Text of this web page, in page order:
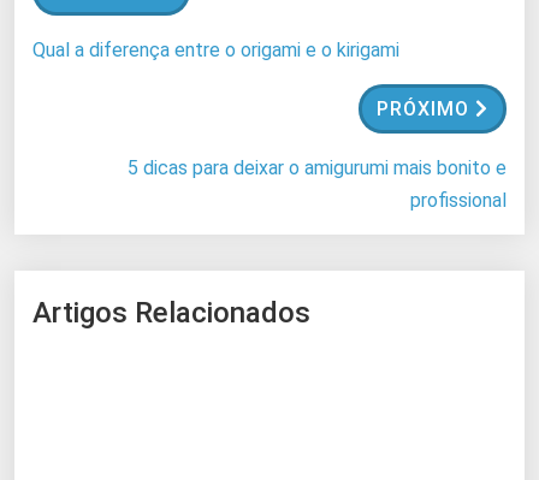
d
Qual a diferença entre o origami e o kirigami
PRÓXIMO
5 dicas para deixar o amigurumi mais bonito e
profissional
Artigos Relacionados